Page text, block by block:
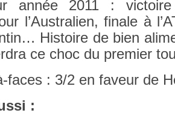
année 2011 :
l’Australi­en, fin­ale à
His­toire de bien
ce choc du pre­mi­er
faces : 3/2 en faveur de
: